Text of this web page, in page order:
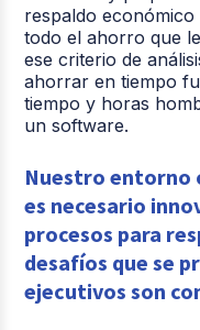
respaldo
todo el ahorro que
ese criterio de
ahorrar en tiempo
tiempo y horas
un software.
Nuestro entorno
es necesario
procesos para
desafíos que se
ejecutivos son